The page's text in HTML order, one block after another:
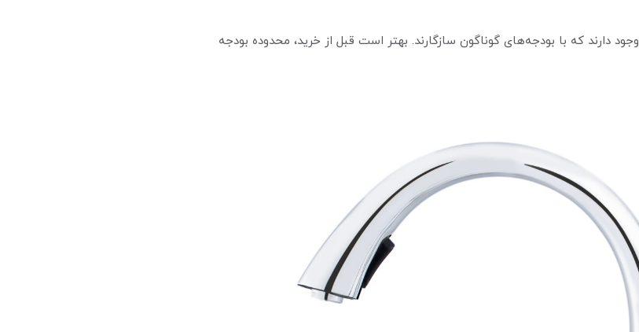
تعیین بودجه: مدل‌های مختلفی از KWC وجود دارند که با بودجه‌های گوناگون سازگارند. بهتر است قبل از خرید، محدوده بودجه